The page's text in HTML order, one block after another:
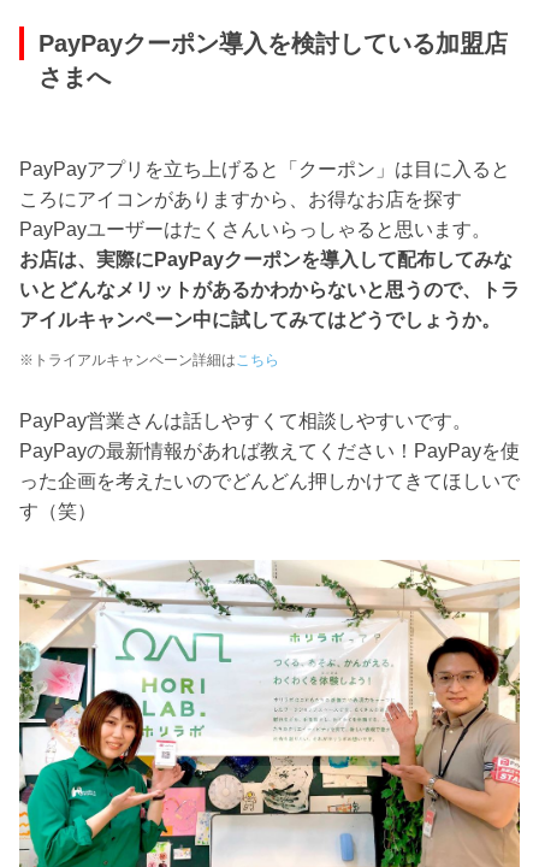
PayPayクーポン導入を検討している加盟店
さまへ
PayPayアプリを立ち上げると「クーポン」は目に入ると
ころにアイコンがありますから、お得なお店を探す
PayPayユーザーはたくさんいらっしゃると思います。
お店は、実際にPayPayクーポンを導入して配布してみな
いとどんなメリットがあるかわからないと思うので、トラ
アイルキャンペーン中に試してみてはどうでしょうか。
※トライアルキャンペーン詳細はこちら
PayPay営業さんは話しやすくて相談しやすいです。
PayPayの最新情報があれば教えてください！PayPayを使
った企画を考えたいのでどんどん押しかけてきてほしいで
す（笑）